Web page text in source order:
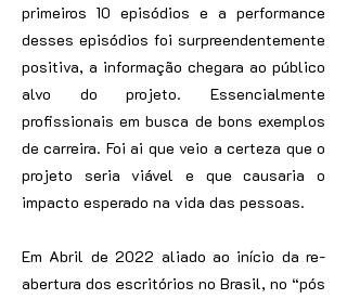
primeiros 10 episódios e a performance
desses episódios foi surpreendentemente
positiva, a informação chegara ao público
alvo do projeto. Essencialmente
profissionais em busca de bons exemplos
de carreira. Foi ai que veio a certeza que o
projeto seria viável e que causaria o
impacto esperado na vida das pessoas.
Em Abril de 2022 aliado ao início da re-
abertura dos escritórios no Brasil, no “pós